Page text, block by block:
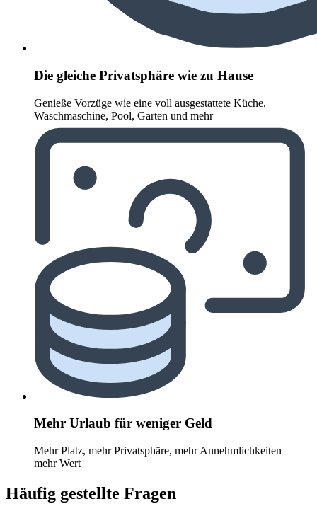
Die gleiche Privatsphäre wie zu Hause
Genieße Vorzüge wie eine voll ausgestattete Küche,
Waschmaschine, Pool, Garten und mehr
Mehr Urlaub für weniger Geld
Mehr Platz, mehr Privatsphäre, mehr Annehmlichkeiten –
mehr Wert
Häufig gestellte Fragen